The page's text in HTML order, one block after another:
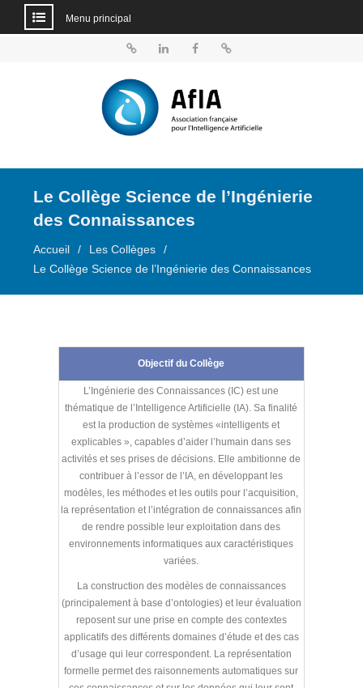
Menu principal
Le Collège Science de l’Ingénierie
des Connaissances
Accueil
Les Collèges
Le Collège Science de l’Ingénierie des Connaissances
Objectif du Collège
L’Ingénierie des Connaissances (IC) est une
thématique de l’Intelligence Artificielle (IA). Sa finalité
est la production de systèmes «intelligents et
explicables », capables d’aider l’humain dans ses
activités et ses prises de décisions. Elle ambitionne de
contribuer à l’essor de l’IA, en développant les
modèles, les méthodes et les outils pour l’acquisition,
la représentation et l’intégration de connaissances afin
de rendre possible leur exploitation dans des
environnements informatiques aux caractéristiques
variées.
La construction des modèles de connaissances
(principalement à base d’ontologies) et leur évaluation
reposent sur une prise en compte des contextes
applicatifs des différents domaines d’étude et des cas
d’usage qui leur correspondent. La représentation
formelle permet des raisonnements automatiques sur